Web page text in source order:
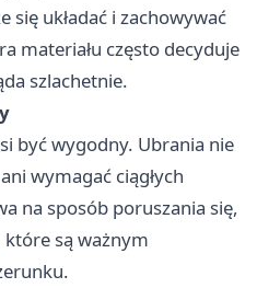
się układać i zachowywać
materiału często decyduje
szlachetnie.
być wygodny. Ubrania nie
wymagać ciągłych
na sposób poruszania się,
które są ważnym